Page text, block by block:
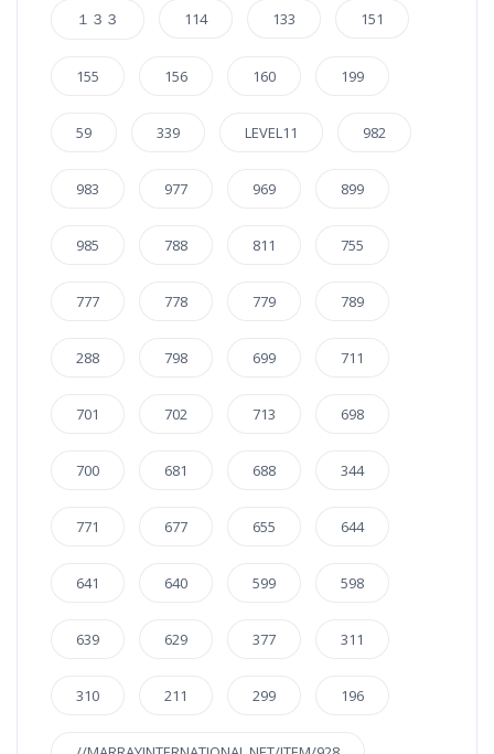
１３３ 114 133 151
155 156 160 199
59 339 LEVEL11 982
983 977 969 899
985 788 811 755
777 778 779 789
288 798 699 711
701 702 713 698
700 681 688 344
771 677 655 644
641 640 599 598
639 629 377 311
310 211 299 196